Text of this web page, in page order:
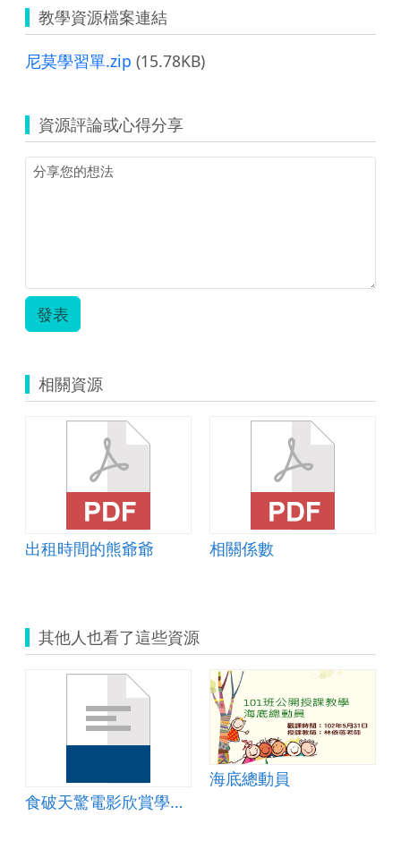
教學資源檔案連結
尼莫學習單.zip (15.78KB)
資源評論或心得分享
發表
相關資源
出租時間的熊爺爺 相關係數
其他人也看了這些資源
食破天驚電影欣賞學習單
海底總動員